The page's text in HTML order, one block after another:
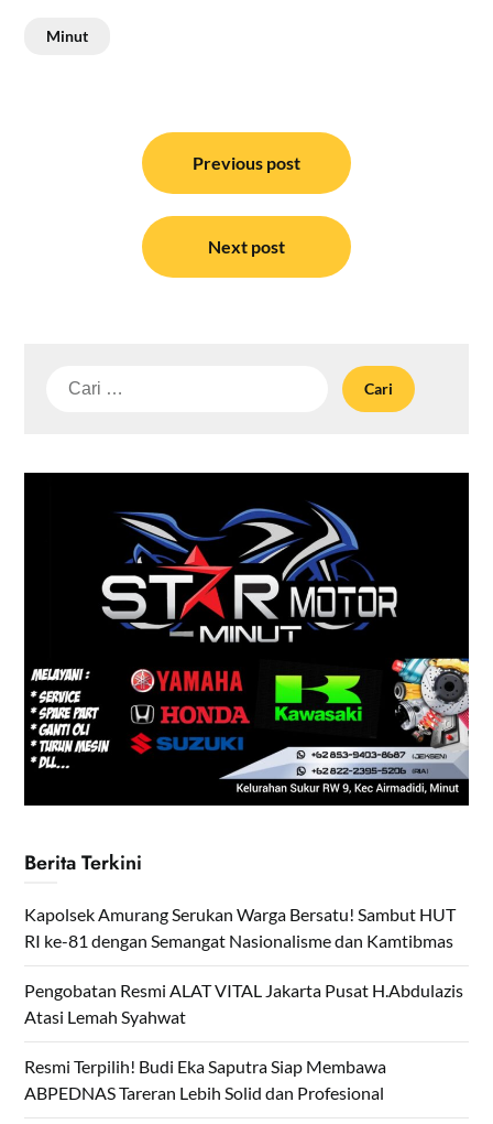
Minut
Previous post
Next post
Cari
Berita Terkini
Kapolsek Amurang Serukan Warga Bersatu! Sambut HUT
RI ke-81 dengan Semangat Nasionalisme dan Kamtibmas
Pengobatan Resmi ALAT VITAL Jakarta Pusat H.Abdulazis
Atasi Lemah Syahwat
Resmi Terpilih! Budi Eka Saputra Siap Membawa
ABPEDNAS Tareran Lebih Solid dan Profesional